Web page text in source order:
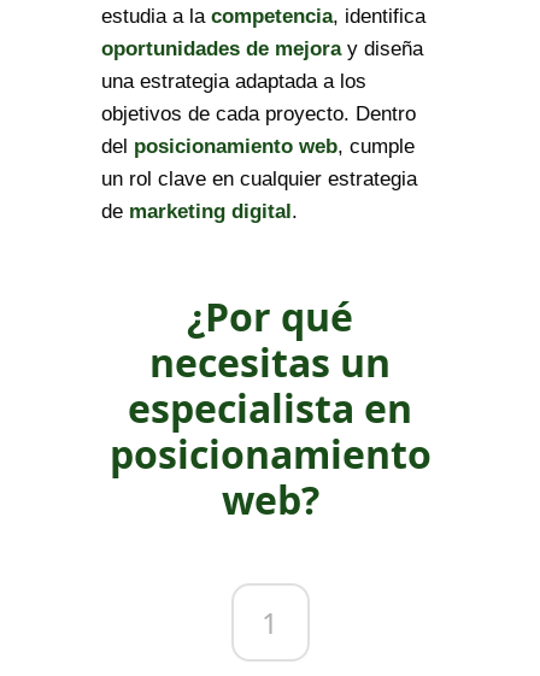
estudia a la competencia, identifica
oportunidades de mejoray diseña
una estrategia adaptada a los
objetivos de cada proyecto. Dentro
del posicionamiento web, cumple
un rol clave en cualquier estrategia
de marketing digital .
¿Por qué
necesitas un
especialista en
posicionamiento
web?
1